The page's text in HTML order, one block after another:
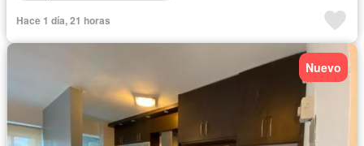
Hace 1 día, 21 horas
Nuevo